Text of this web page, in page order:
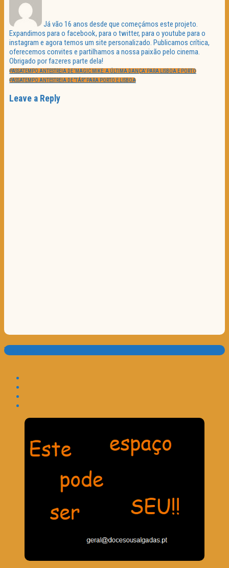
Já vão 16 anos desde que começámos este projeto.
Expandimos para o facebook, para o twitter, para o youtube para o
instagram e agora temos um site personalizado. Publicamos crítica,
oferecemos convites e partilhamos a nossa paixão pelo cinema.
Obrigado por fazeres parte dela!
Navegação
de
artigos
PREVIOUS
POST:
PASSATEMPO ANTESTREIA DE ‘MAGIC MIKE: A ÚLTIMA DANÇA’ PARA LISBOA E PORTO
NEXT
POST:
PASSATEMPO ANTESTREIA DE “TÁR” PARA PORTO E LISBOA
Leave a Reply
Translate: